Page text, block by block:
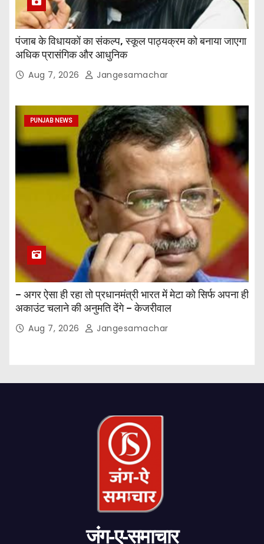
पंजाब के विधायकों का संकल्प, स्कूल पाठ्यक्रम को बनाया जाएगा
अधिक प्रासंगिक और आधुनिक
Aug 7, 2026 Jangesamachar
PUNJAB NEWS
– अगर ऐसा ही रहा तो प्रधानमंत्री भारत में मेटा को सिर्फ अपना ही
अकाउंट चलाने की अनुमति देंगे – केजरीवाल
Aug 7, 2026 Jangesamachar
जंग-ए-समाचार